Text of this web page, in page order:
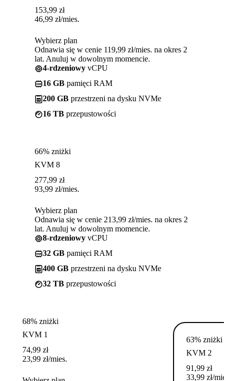
153,99 zł
46,99 zł/mies.
Wybierz plan
Odnawia się w cenie 119,99 zł/mies. na okres 2
lat. Anuluj w dowolnym momencie.
4-rdzeniowy vCPU
16 GB pamięci RAM
200 GB przestrzeni na dysku NVMe
16 TB przepustowości
66% zniżki
KVM 8
277,99 zł
93,99 zł/mies.
Wybierz plan
Odnawia się w cenie 213,99 zł/mies. na okres 2
lat. Anuluj w dowolnym momencie.
8-rdzeniowy vCPU
32 GB pamięci RAM
400 GB przestrzeni na dysku NVMe
32 TB przepustowości
68% zniżki
KVM 1
74,99 zł
23,99 zł/mies.
63% zniżki
KVM 2
91,99 zł
33,99 zł/